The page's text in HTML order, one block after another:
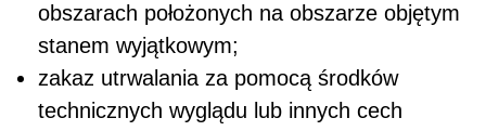
obszarach położonych na obszarze objętym
stanem wyjątkowym;
zakaz utrwalania za pomocą środków
technicznych wyglądu lub innych cech